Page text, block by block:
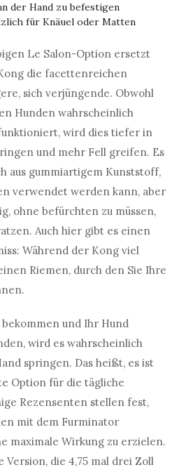
der Hand zu befestigen
für Knäuel oder Matten
Le Salon-Option ersetzt
die facettenreichen
sich verjüngende. Obwohl
Hunden wahrscheinlich
wird dies tiefer in
und mehr Fell greifen. Es
aus gummiartigem Kunststoff,
verwendet werden kann, aber
ohne befürchten zu müssen,
Auch hier gibt es einen
Während der Kong viel
Riemen, durch den Sie Ihre
bekommen und Ihr Hund
wird es wahrscheinlich
springen. Das heißt, es ist
Option für die tägliche
Rezensenten stellen fest,
mit dem Furminator
maximale Wirkung zu erzielen.
Version, die 4,75 mal drei Zoll